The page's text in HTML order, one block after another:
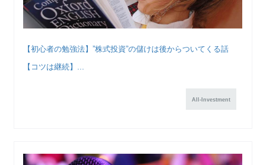
【初心者の勉強法】”株式投資”の儲けは後からついてくる話
【コツは継続】...
All-Investment